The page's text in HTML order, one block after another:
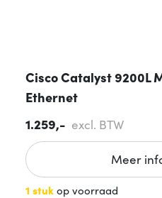
Cisco Catalyst 9200L
Ethernet
1.259,- excl. BTW
Meer
1 stukop voorraad